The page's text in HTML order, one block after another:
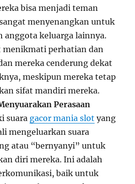
bisa menjadi teman
menyenangkan untuk
anggota keluarga lainnya.
menikmati perhatian dan
mereka cenderung dekat
meskipun mereka tetap
sifat mandiri mereka.
Perasaan
suara gacor mania slot yang
mengeluarkan suara
atau “bernyanyi” untuk
diri mereka. Ini adalah
baik untuk